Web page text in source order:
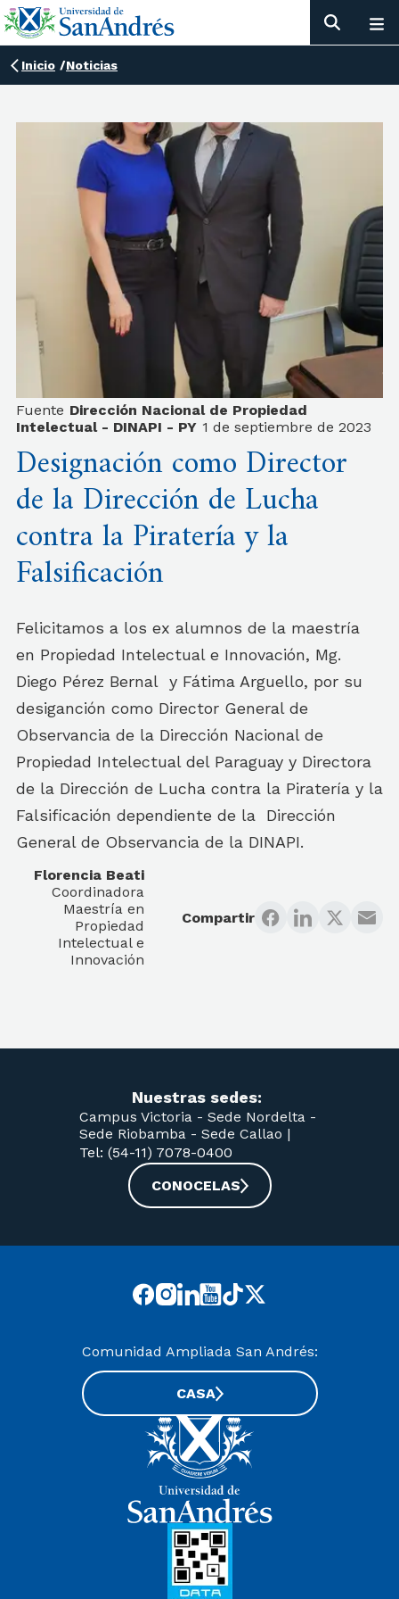
Inicio /Noticias
Fuente Dirección Nacional de Propiedad
Intelectual - DINAPI - PY 1 de septiembre de 2023
Designación como Director
de la Dirección de Lucha
contra la Piratería y la
Falsificación
Felicitamos a los ex alumnos de la maestría
en Propiedad Intelectual e Innovación, Mg.
Diego Pérez Bernal y Fátima Arguello, por su
desiganción como Director General de
Observancia de la Dirección Nacional de
Propiedad Intelectual del Paraguay y Directora
de la Dirección de Lucha contra la Piratería y la
Falsificación dependiente de la Dirección
General de Observancia de la DINAPI.
Florencia Beati
Coordinadora
Maestría en
Propiedad
Intelectual e
Innovación
Compartir
Nuestras sedes:
Campus Victoria - Sede Nordelta -
Sede Riobamba - Sede Callao |
Tel: (54-11) 7078-0400
CONOCELAS
Comunidad Ampliada San Andrés:
CASA